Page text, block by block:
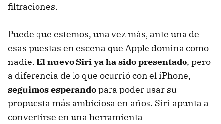
filtraciones.
Puede que estemos, una vez más, ante una de
esas puestas en escena que Apple domina como
nadie. El nuevo Siri ya ha sido presentado, pero
a diferencia de lo que ocurrió con el iPhone,
seguimos esperandopara poder usar su
propuesta más ambiciosa en años. Siri apunta a
convertirse en una herramienta